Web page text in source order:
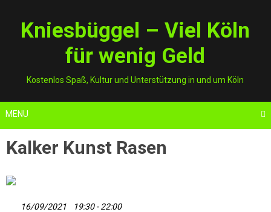
contentKniesbüggel – Viel Köln
für wenig Geld
Kostenlos Spaß, Kultur und Unterstützung in und um Köln
MENU
Kalker Kunst Rasen
16/09/2021 19:30 - 22:00